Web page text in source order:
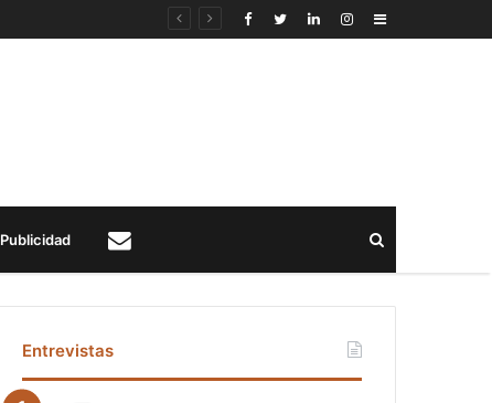
Sidebar
Publicidad
Entrevistas